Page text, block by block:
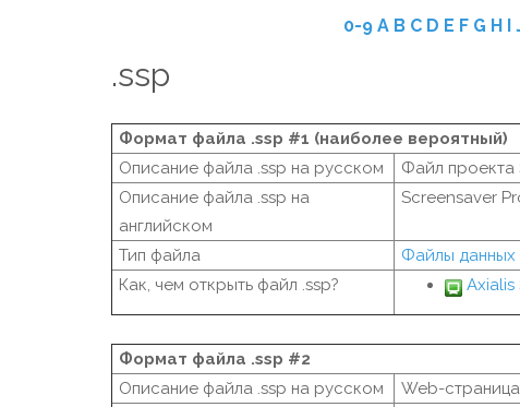
0-9 A B C D E F G H I
.ssp
Формат файла .ssp #1 (наиболее вероятный)
Описание файла .ssp на русском
Файл проекта
Описание файла .ssp на
английском
Screensaver
Тип файла
Файлы данных
Как, чем открыть файл .ssp?
Формат файла .ssp #2
Описание файла .ssp на русском
Web-